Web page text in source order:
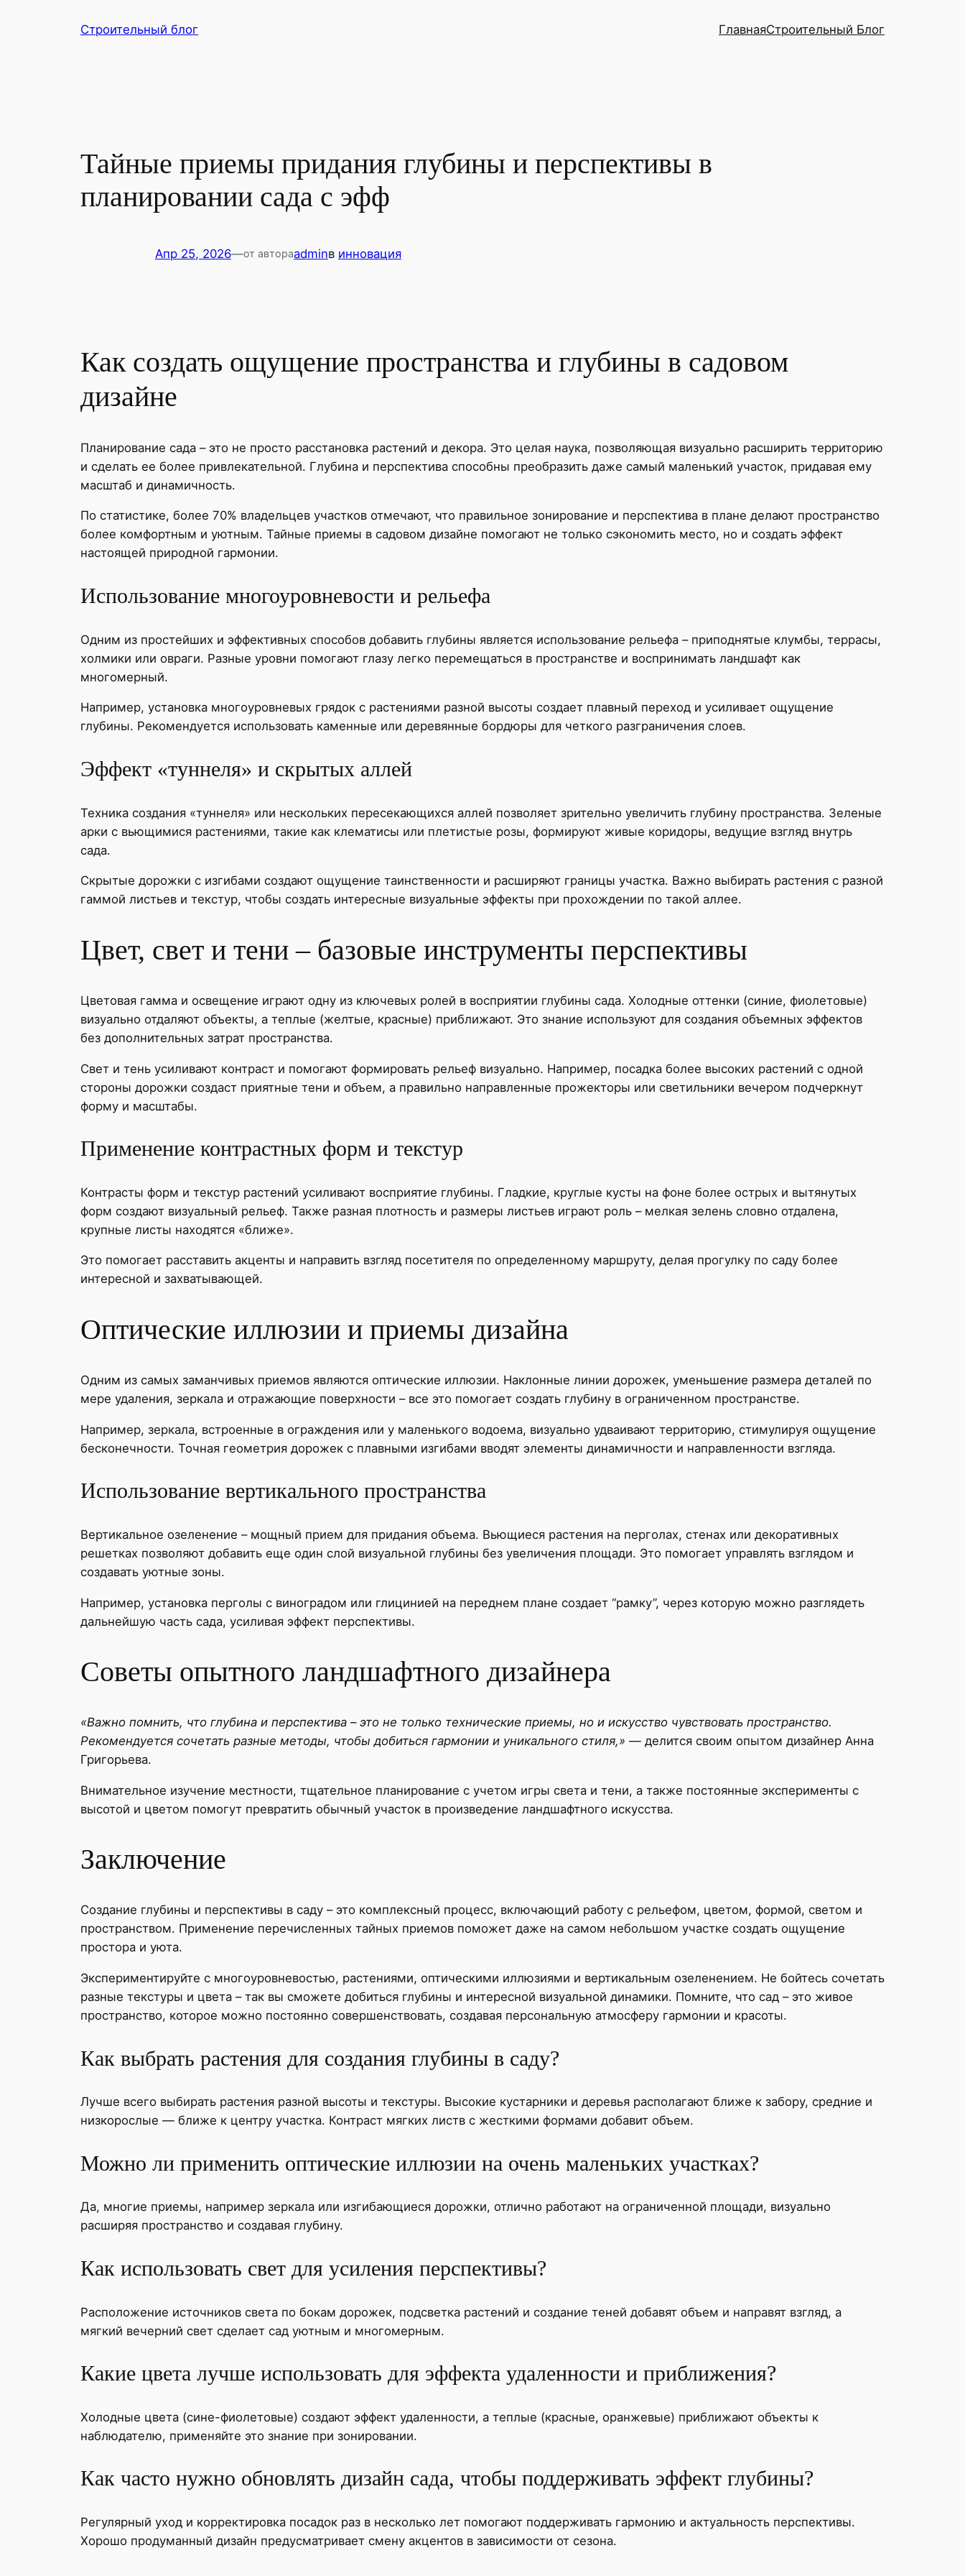
Строительный блог ГлавнаяСтроительный Блог
Тайные приемы придания глубины и перспективы в
планировании сада с эфф
Апр 25, 2026—от автораadminв инновация
Как создать ощущение пространства и глубины в садовом
дизайне
Планирование сада – это не просто расстановка растений и декора. Это целая наука, позволяющая визуально расширить территорию
и сделать ее более привлекательной. Глубина и перспектива способны преобразить даже самый маленький участок, придавая ему
масштаб и динамичность.
По статистике, более 70% владельцев участков отмечают, что правильное зонирование и перспектива в плане делают пространство
более комфортным и уютным. Тайные приемы в садовом дизайне помогают не только сэкономить место, но и создать эффект
настоящей природной гармонии.
Использование многоуровневости и рельефа
Одним из простейших и эффективных способов добавить глубины является использование рельефа – приподнятые клумбы, террасы,
холмики или овраги. Разные уровни помогают глазу легко перемещаться в пространстве и воспринимать ландшафт как
многомерный.
Например, установка многоуровневых грядок с растениями разной высоты создает плавный переход и усиливает ощущение
глубины. Рекомендуется использовать каменные или деревянные бордюры для четкого разграничения слоев.
Эффект «туннеля» и скрытых аллей
Техника создания «туннеля» или нескольких пересекающихся аллей позволяет зрительно увеличить глубину пространства. Зеленые
арки с вьющимися растениями, такие как клематисы или плетистые розы, формируют живые коридоры, ведущие взгляд внутрь
сада.
Скрытые дорожки с изгибами создают ощущение таинственности и расширяют границы участка. Важно выбирать растения с разной
гаммой листьев и текстур, чтобы создать интересные визуальные эффекты при прохождении по такой аллее.
Цвет, свет и тени – базовые инструменты перспективы
Цветовая гамма и освещение играют одну из ключевых ролей в восприятии глубины сада. Холодные оттенки (синие, фиолетовые)
визуально отдаляют объекты, а теплые (желтые, красные) приближают. Это знание используют для создания объемных эффектов
без дополнительных затрат пространства.
Свет и тень усиливают контраст и помогают формировать рельеф визуально. Например, посадка более высоких растений с одной
стороны дорожки создаст приятные тени и объем, а правильно направленные прожекторы или светильники вечером подчеркнут
форму и масштабы.
Применение контрастных форм и текстур
Контрасты форм и текстур растений усиливают восприятие глубины. Гладкие, круглые кусты на фоне более острых и вытянутых
форм создают визуальный рельеф. Также разная плотность и размеры листьев играют роль – мелкая зелень словно отдалена,
крупные листы находятся «ближе».
Это помогает расставить акценты и направить взгляд посетителя по определенному маршруту, делая прогулку по саду более
интересной и захватывающей.
Оптические иллюзии и приемы дизайна
Одним из самых заманчивых приемов являются оптические иллюзии. Наклонные линии дорожек, уменьшение размера деталей по
мере удаления, зеркала и отражающие поверхности – все это помогает создать глубину в ограниченном пространстве.
Например, зеркала, встроенные в ограждения или у маленького водоема, визуально удваивают территорию, стимулируя ощущение
бесконечности. Точная геометрия дорожек с плавными изгибами вводят элементы динамичности и направленности взгляда.
Использование вертикального пространства
Вертикальное озеленение – мощный прием для придания объема. Вьющиеся растения на перголах, стенах или декоративных
решетках позволяют добавить еще один слой визуальной глубины без увеличения площади. Это помогает управлять взглядом и
создавать уютные зоны.
Например, установка перголы с виноградом или глицинией на переднем плане создает “рамку”, через которую можно разглядеть
дальнейшую часть сада, усиливая эффект перспективы.
Советы опытного ландшафтного дизайнера
«Важно помнить, что глубина и перспектива – это не только технические приемы, но и искусство чувствовать пространство.
Рекомендуется сочетать разные методы, чтобы добиться гармонии и уникального стиля,» — делится своим опытом дизайнер Анна
Григорьева.
Внимательное изучение местности, тщательное планирование с учетом игры света и тени, а также постоянные эксперименты с
высотой и цветом помогут превратить обычный участок в произведение ландшафтного искусства.
Заключение
Создание глубины и перспективы в саду – это комплексный процесс, включающий работу с рельефом, цветом, формой, светом и
пространством. Применение перечисленных тайных приемов поможет даже на самом небольшом участке создать ощущение
простора и уюта.
Экспериментируйте с многоуровневостью, растениями, оптическими иллюзиями и вертикальным озеленением. Не бойтесь сочетать
разные текстуры и цвета – так вы сможете добиться глубины и интересной визуальной динамики. Помните, что сад – это живое
пространство, которое можно постоянно совершенствовать, создавая персональную атмосферу гармонии и красоты.
Как выбрать растения для создания глубины в саду?
Лучше всего выбирать растения разной высоты и текстуры. Высокие кустарники и деревья располагают ближе к забору, средние и
низкорослые — ближе к центру участка. Контраст мягких листв с жесткими формами добавит объем.
Можно ли применить оптические иллюзии на очень маленьких участках?
Да, многие приемы, например зеркала или изгибающиеся дорожки, отлично работают на ограниченной площади, визуально
расширяя пространство и создавая глубину.
Как использовать свет для усиления перспективы?
Расположение источников света по бокам дорожек, подсветка растений и создание теней добавят объем и направят взгляд, а
мягкий вечерний свет сделает сад уютным и многомерным.
Какие цвета лучше использовать для эффекта удаленности и приближения?
Холодные цвета (сине-фиолетовые) создают эффект удаленности, а теплые (красные, оранжевые) приближают объекты к
наблюдателю, применяйте это знание при зонировании.
Как часто нужно обновлять дизайн сада, чтобы поддерживать эффект глубины?
Регулярный уход и корректировка посадок раз в несколько лет помогают поддерживать гармонию и актуальность перспективы.
Хорошо продуманный дизайн предусматривает смену акцентов в зависимости от сезона.